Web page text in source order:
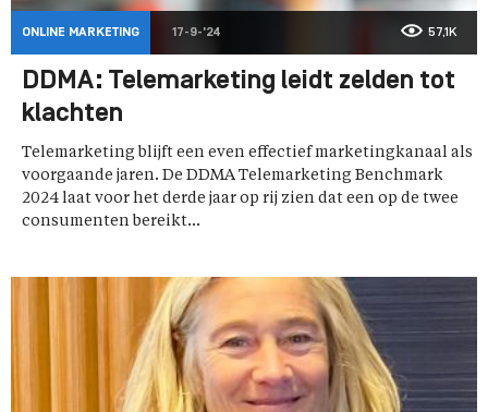
ONLINE MARKETING 17-9-'24 57,1K
DDMA: Telemarketing leidt zelden tot
klachten
Telemarketing blijft een even effectief marketingkanaal als
voorgaande jaren. De DDMA Telemarketing Benchmark
2024 laat voor het derde jaar op rij zien dat een op de twee
consumenten bereikt...